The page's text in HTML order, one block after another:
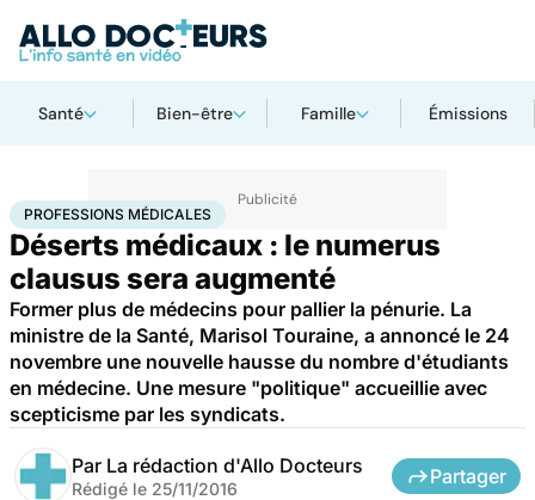
Santé Bien-être Famille Émissions
AccueilSantéProfessions médicales
PROFESSIONS MÉDICALES
Déserts médicaux : le numerus
clausus sera augmenté
Former plus de médecins pour pallier la pénurie. La
ministre de la Santé, Marisol Touraine, a annoncé le 24
novembre une nouvelle hausse du nombre d'étudiants
en médecine. Une mesure "politique" accueillie avec
scepticisme par les syndicats.
Par La rédaction d'Allo Docteurs
Rédigé le 25/11/2016
Partager